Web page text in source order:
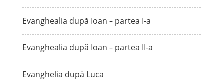
Evanghealia după Ioan – partea I-a
Evanghealia după Ioan – partea II-a
Evanghelia după Luca